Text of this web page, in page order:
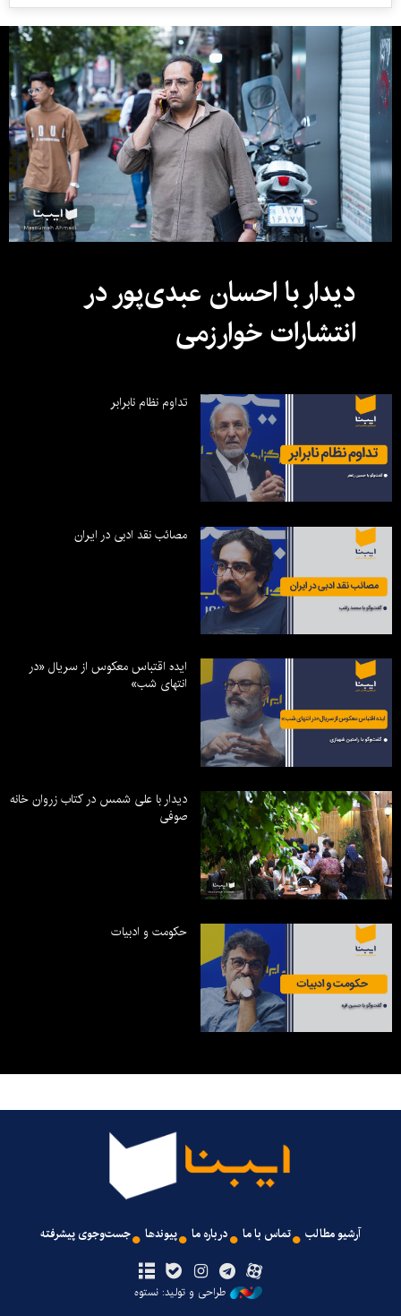
دیدار با احسان عبدی‌پور در
انتشارات خوارزمی
تداوم نظام نابرابر
مصائب نقد ادبی در ایران
ایده اقتباس معکوس از سریال «در
انتهای شب»
دیدار با علی شمس در کتاب زروان خانه
صوفی
حکومت و ادبیات
آرشیو مطالب تماس با ما درباره ما پیوندها جست‌وجوی پیشرفته
طراحی و تولید: نستوه